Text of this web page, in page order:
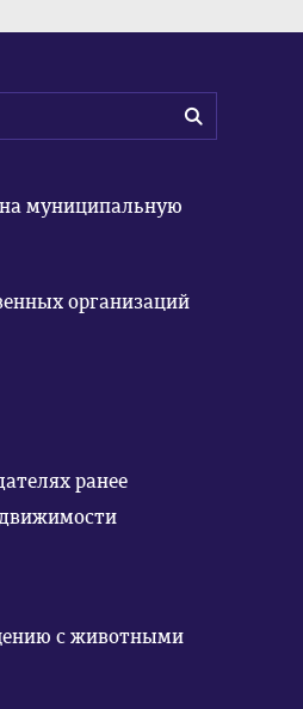
муниципальную
организаций
ранее
с животными